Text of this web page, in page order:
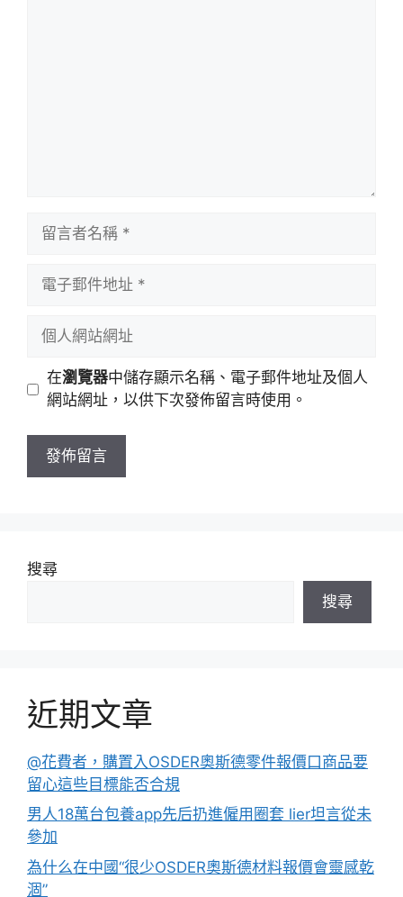
址
站
址
在瀏覽器中儲存顯示名稱、電子郵件地址及個人
網站網址，以供下次發佈留言時使用。
搜尋
搜尋
近期文章
@花費者，購置入OSDER奧斯德零件報價口商品要
留心這些目標能否合規
男人18萬台包養app先后扔進僱用圈套 lier坦言從未
參加
為什么在中國“很少OSDER奧斯德材料報價會靈感乾
涸”